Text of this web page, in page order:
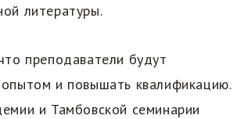
литературы.
преподаватели будут
и повышать квалификацию.
и Тамбовской семинарии